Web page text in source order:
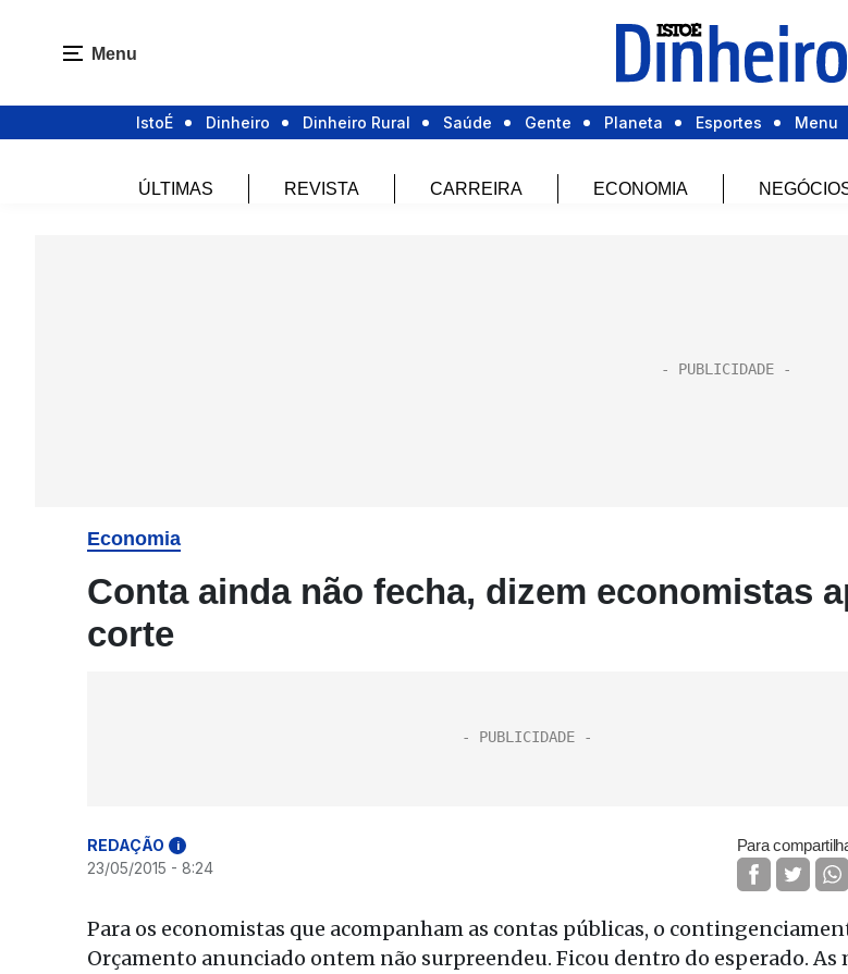
Menu
IstoÉ Dinheiro Dinheiro Rural Saúde Gente Planeta Esportes Menu
ÚLTIMAS REVISTA CARREIRA ECONOMIA
Economia
Conta ainda não fecha, dizem economistas
corte
REDAÇÃO i
23/05/2015 - 8:24
Para
Para os economistas que acompanham as contas públicas, o
Orçamento anunciado ontem não surpreendeu. Ficou dentro do esperado. As